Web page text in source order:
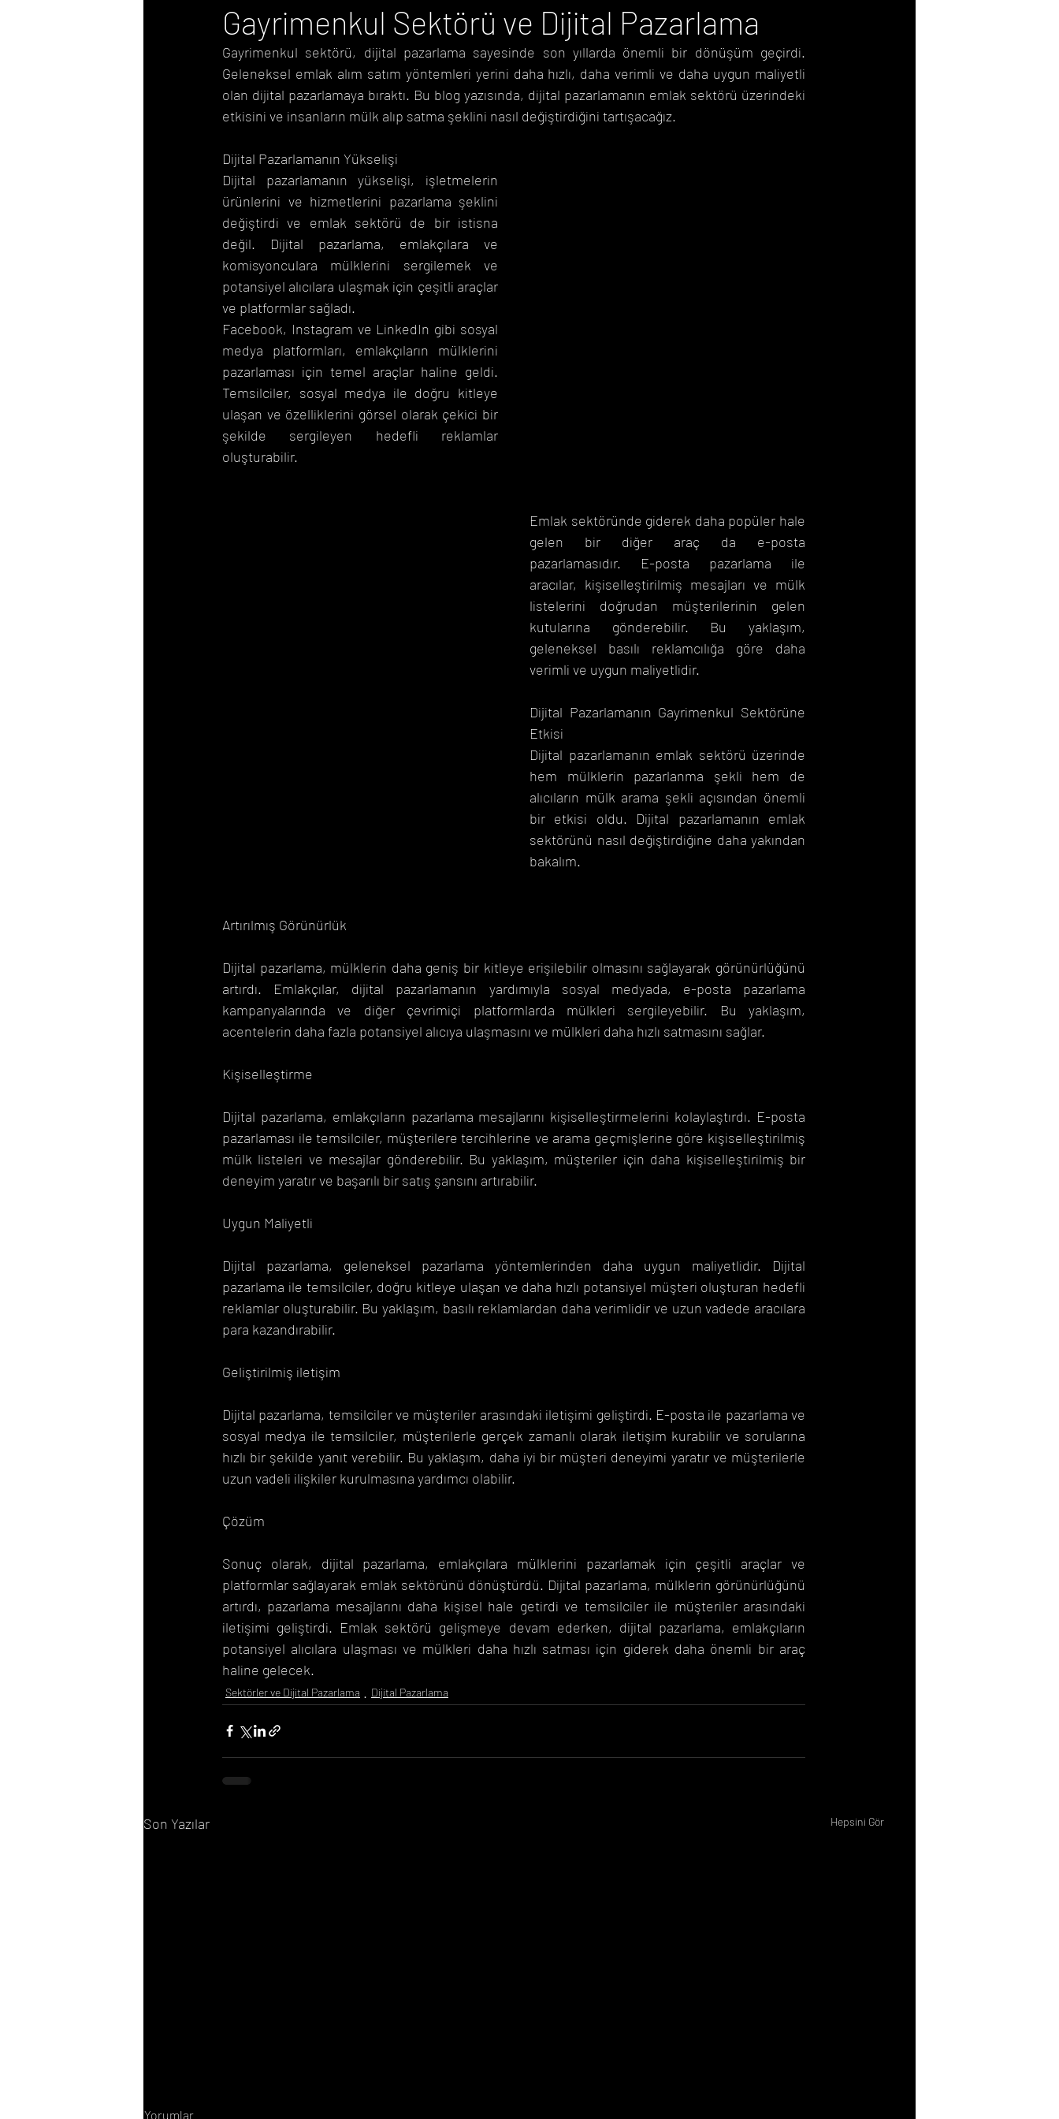
E-Posta Pazarlama Önemli Günler Takvimi Duyurular
Gayrimenkul Sektörü ve Dijital Pazarlama
Gayrimenkul sektörü, dijital pazarlama sayesinde son yıllarda önemli bir dönüşüm geçirdi.
Geleneksel emlak alım satım yöntemleri yerini daha hızlı, daha verimli ve daha uygun maliyetli
olan dijital pazarlamaya bıraktı. Bu blog yazısında, dijital pazarlamanın emlak sektörü üzerindeki
etkisini ve insanların mülk alıp satma şeklini nasıl değiştirdiğini tartışacağız.
Dijital Pazarlamanın Yükselişi
Dijital pazarlamanın yükselişi, işletmelerin
ürünlerini ve hizmetlerini pazarlama şeklini
değiştirdi ve emlak sektörü de bir istisna
değil. Dijital pazarlama, emlakçılara ve
komisyonculara mülklerini sergilemek ve
potansiyel alıcılara ulaşmak için çeşitli araçlar
ve platformlar sağladı.
Facebook, Instagram ve LinkedIn gibi sosyal
medya platformları, emlakçıların mülklerini
pazarlaması için temel araçlar haline geldi.
Temsilciler, sosyal medya ile doğru kitleye
ulaşan ve özelliklerini görsel olarak çekici bir
şekilde sergileyen hedefli reklamlar
oluşturabilir.
Emlak sektöründe giderek daha popüler hale
gelen bir diğer araç da e-posta
pazarlamasıdır. E-posta pazarlama ile
aracılar, kişiselleştirilmiş mesajları ve mülk
listelerini doğrudan müşterilerinin gelen
kutularına gönderebilir. Bu yaklaşım,
geleneksel basılı reklamcılığa göre daha
verimli ve uygun maliyetlidir.
Dijital Pazarlamanın Gayrimenkul Sektörüne
Etkisi
Dijital pazarlamanın emlak sektörü üzerinde
hem mülklerin pazarlanma şekli hem de
alıcıların mülk arama şekli açısından önemli
bir etkisi oldu. Dijital pazarlamanın emlak
sektörünü nasıl değiştirdiğine daha yakından
bakalım.
Artırılmış Görünürlük
Dijital pazarlama, mülklerin daha geniş bir kitleye erişilebilir olmasını sağlayarak görünürlüğünü
artırdı. Emlakçılar, dijital pazarlamanın yardımıyla sosyal medyada, e-posta pazarlama
kampanyalarında ve diğer çevrimiçi platformlarda mülkleri sergileyebilir. Bu yaklaşım,
acentelerin daha fazla potansiyel alıcıya ulaşmasını ve mülkleri daha hızlı satmasını sağlar.
Kişiselleştirme
Dijital pazarlama, emlakçıların pazarlama mesajlarını kişiselleştirmelerini kolaylaştırdı. E-posta
pazarlaması ile temsilciler, müşterilere tercihlerine ve arama geçmişlerine göre kişiselleştirilmiş
mülk listeleri ve mesajlar gönderebilir. Bu yaklaşım, müşteriler için daha kişiselleştirilmiş bir
deneyim yaratır ve başarılı bir satış şansını artırabilir.
Uygun Maliyetli
Dijital pazarlama, geleneksel pazarlama yöntemlerinden daha uygun maliyetlidir. Dijital
pazarlama ile temsilciler, doğru kitleye ulaşan ve daha hızlı potansiyel müşteri oluşturan hedefli
reklamlar oluşturabilir. Bu yaklaşım, basılı reklamlardan daha verimlidir ve uzun vadede aracılara
para kazandırabilir.
Geliştirilmiş iletişim
Dijital pazarlama, temsilciler ve müşteriler arasındaki iletişimi geliştirdi. E-posta ile pazarlama ve
sosyal medya ile temsilciler, müşterilerle gerçek zamanlı olarak iletişim kurabilir ve sorularına
hızlı bir şekilde yanıt verebilir. Bu yaklaşım, daha iyi bir müşteri deneyimi yaratır ve müşterilerle
uzun vadeli ilişkiler kurulmasına yardımcı olabilir.
Çözüm
Sonuç olarak, dijital pazarlama, emlakçılara mülklerini pazarlamak için çeşitli araçlar ve
platformlar sağlayarak emlak sektörünü dönüştürdü. Dijital pazarlama, mülklerin görünürlüğünü
artırdı, pazarlama mesajlarını daha kişisel hale getirdi ve temsilciler ile müşteriler arasındaki
iletişimi geliştirdi. Emlak sektörü gelişmeye devam ederken, dijital pazarlama, emlakçıların
potansiyel alıcılara ulaşması ve mülkleri daha hızlı satması için giderek daha önemli bir araç
haline gelecek.
Sektörler ve Dijital Pazarlama Dijital Pazarlama
Son Yazılar Hepsini Gör
Yorumlar